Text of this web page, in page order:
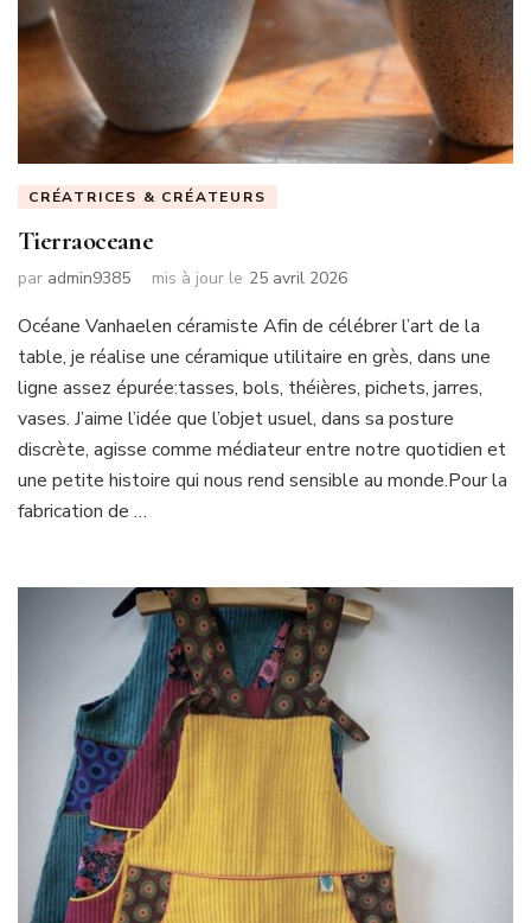
CRÉATRICES & CRÉATEURS
Tierraoceane
par admin9385 mis à jour le 25 avril 2026
Océane Vanhaelen céramiste Afin de célébrer l’art de la
table, je réalise une céramique utilitaire en grès, dans une
ligne assez épurée:tasses, bols, théières, pichets, jarres,
vases. J’aime l’idée que l’objet usuel, dans sa posture
discrète, agisse comme médiateur entre notre quotidien et
une petite histoire qui nous rend sensible au monde.Pour la
fabrication de …